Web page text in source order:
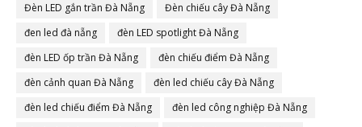
Đèn LED gắn trần Đà Nẵng
Đèn chiếu cây Đà Nẵng
đen led đà nẵng
đèn LED spotlight Đà Nẵng
đèn LED ốp trần Đà Nẵng
đèn chiếu điểm Đà Nẵng
đèn cảnh quan Đà Nẵng
đèn led chiếu cây Đà Nẵng
đèn led chiếu điểm Đà Nẵng
đèn led công nghiệp Đà Nẵng